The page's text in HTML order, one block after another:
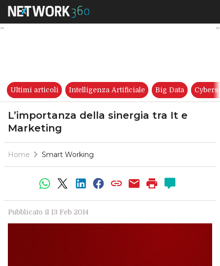
L’importanza della sinergia
Ultimi articoli Intelligenza Artificiale Big Data
L’importanza della sinergia tra It e
Marketing
Home Smart Working
Pubblicato il 13 Feb 2014